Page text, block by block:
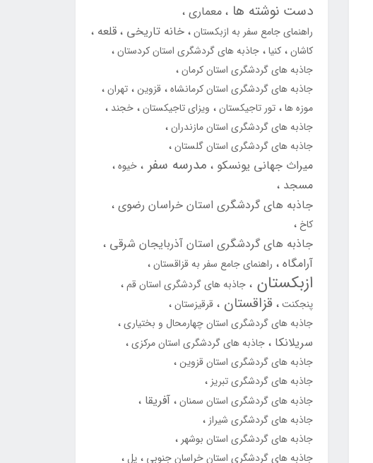
دست نوشته ها معماری
راهنمای جامع سفر به ازبکستان خانه تاریخی قلعه
کاشان کنیا جاذبه های گردشگری استان کردستان
جاذبه های گردشگری استان کرمان
جاذبه های گردشگری استان کرمانشاه قزوین تهران
موزه ها تور تاجیکستان ویزای تاجیکستان خجند
جاذبه های گردشگری استان مازندران
جاذبه های گردشگری استان گلستان
میراث جهانی یونسکو مدرسه سفر خیوه
مسجد
جاذبه های گردشگری استان خراسان رضوی
کاخ
جاذبه های گردشگری استان آذربایجان شرقی
آرامگاه راهنمای جامع سفر به قزاقستان
ازبکستان جاذبه های گردشگری استان قم
پنجکنت قزاقستان قرقیزستان
جاذبه های گردشگری استان چهارمحال و بختیاری
سریلانکا جاذبه های گردشگری استان مرکزی
جاذبه های گردشگری استان قزوین
جاذبه های گردشگری تبریز
جاذبه های گردشگری استان سمنان آفریقا
جاذبه های گردشگری شیراز
جاذبه های گردشگری استان بوشهر
جاذبه های گردشگری استان خراسان جنوبی پل